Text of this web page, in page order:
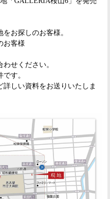
お探しのお客様。
お客様
せください。
す。
しい資料をお送りいたしま